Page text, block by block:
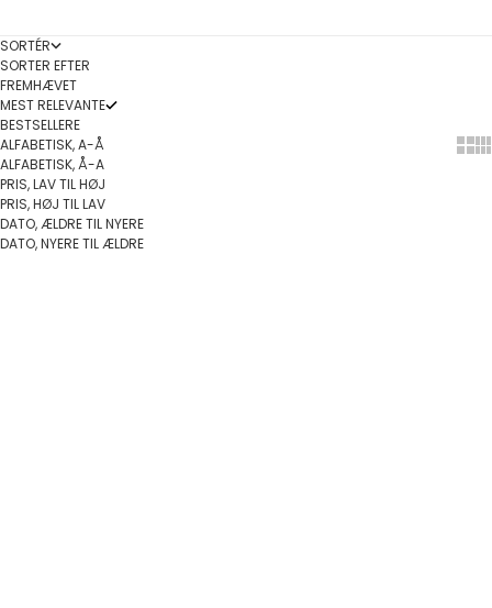
SORTÉR
SORTER EFTER
FREMHÆVET
MEST RELEVANTE
BESTSELLERE
ALFABETISK, A-Å
ALFABETISK, Å-A
PRIS, LAV TIL HØJ
PRIS, HØJ TIL LAV
DATO, ÆLDRE TIL NYERE
DATO, NYERE TIL ÆLDRE